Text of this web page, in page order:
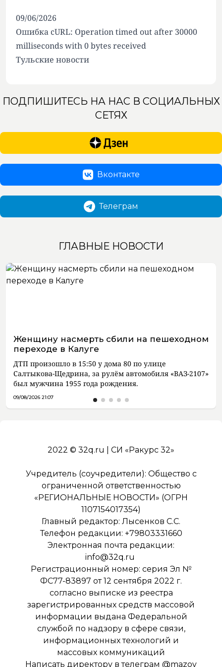
09/06/2026
Ошибка cURL: Operation timed out after 30000
milliseconds with 0 bytes received
Тульские новости
ПОДПИШИТЕСЬ НА НАС В СОЦИАЛЬНЫХ
СЕТЯХ
Вконтакте
Телеграм
ГЛАВНЫЕ НОВОСТИ
Женщину насмерть сбили на пешеходном
переходе в Калуге
ДТП произошло в 15:50 у дома 80 по улице
Салтыкова-Щедрина, за рулём автомобиля «ВАЗ-2107»
был мужчина 1955 года рождения.
09/08/2026 21:07
2022 © 32q.ru | СИ «Ракурс 32»
Учредитель (соучредители): Общество с
ограниченной ответственностью
«РЕГИОНАЛЬНЫЕ НОВОСТИ» (ОГРН
1107154017354)
Главный редактор: Лысенков С.С.
Телефон редакции: +79803331660
Электронная почта редакции:
info@32q.ru
Регистрационный номер: серия Эл №
ФС77-83897 от 12 сентября 2022 г.
согласно выписке из реестра
зарегистрированных средств массовой
информации выдана Федеральной
службой по надзору в сфере связи,
информационных технологий и
массовых коммуникаций
Написать директору в телеграм @mazov